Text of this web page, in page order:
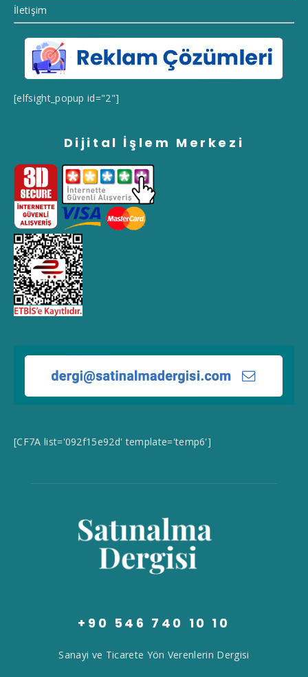
İletişim
[elfsight_popup id="2"]
Dijital İşlem Merkezi
[CF7A list='092f15e92d' template='temp6']
+90 546 740 10 10
Sanayi ve Ticarete Yön Verenlerin Dergisi